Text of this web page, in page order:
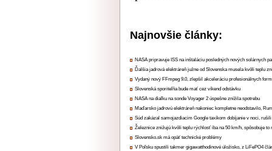
Najnovšie články:
NASA pripravuje ISS na inštaláciu posledných nových solárnych
Ďalšia jadrová elektráreň južne od Slovenska musela kvôli teplu
Vydaný nový FFmpeg 9.0, zlepšil akceleráciu profesionálnych
Slovenská sporiteľňa bude mať cez víkend odstávku
NASA na diaľku na sonde Voyager 2 úspešne znížila spotrebu
Maďarsko jadrovú elektráreň nakoniec kompletne neodstavilo,
Súd zakázal samojazdiacim Google taxíkom dobíjanie v noci,
Železnice znižujú kvôli teplu rýchlosť iba na 50 km/h, spôsobuje to
Slovensko.sk má opäť technické problémy
V Poľsku spustili takmer gigawatthodinové úložisko, z LiFePO4